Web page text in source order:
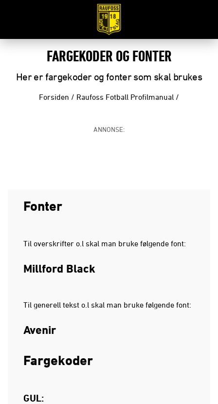
FARGEKODER OG FONTER
Her er fargekoder og fonter som skal brukes
Forsiden / Raufoss Fotball Profilmanual /
ANNONSE:
Fonter
Til overskrifter o.l skal man bruke følgende font:
Millford Black
Til generell tekst o.l skal man bruke følgende font:
Avenir
Fargekoder
GUL: